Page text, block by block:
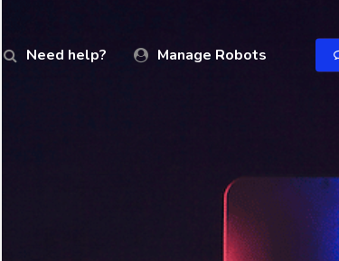
Need help? Manage Robots